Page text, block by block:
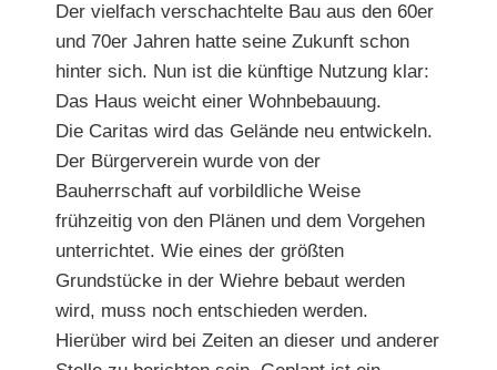
Der vielfach verschachtelte Bau aus den 60er
und 70er Jahren hatte seine Zukunft schon
hinter sich. Nun ist die künftige Nutzung klar:
Das Haus weicht einer Wohnbebauung.
Die Caritas wird das Gelände neu entwickeln.
Der Bürgerverein wurde von der
Bauherrschaft auf vorbildliche Weise
frühzeitig von den Plänen und dem Vorgehen
unterrichtet. Wie eines der größten
Grundstücke in der Wiehre bebaut werden
wird, muss noch entschieden werden.
Hierüber wird bei Zeiten an dieser und anderer